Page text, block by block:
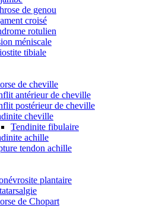
de genou
croisé
rotulien
méniscale
tibiale
de cheville
antérieur de cheville
postérieur de cheville
cheville
Tendinite fibulaire
achille
tendon achille
plantaire
de Chopart